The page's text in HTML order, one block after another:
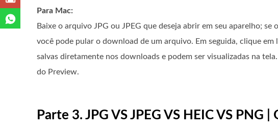
Para Mac:
Baixe o arquivo JPG ou JPEG que deseja abrir em seu aparelho;
você pode pular o download de um arquivo. Em seguida, clique em
salvas diretamente nos downloads e podem ser visualizadas na
do Preview.
Parte 3. JPG VS JPEG VS HEIC VS